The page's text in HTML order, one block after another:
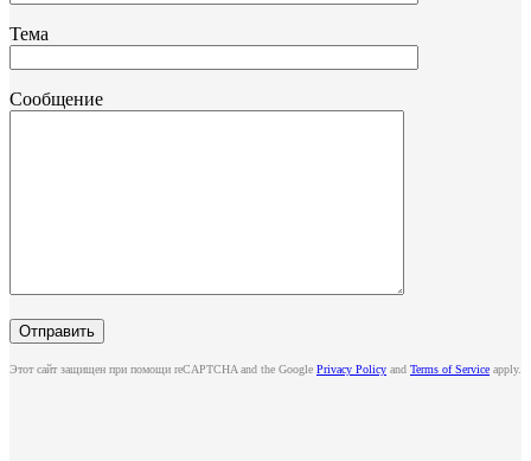
Тема
Сообщение
Этот сайт защищен при помощи reCAPTCHA and the Google Privacy Policy and Terms of Service apply.